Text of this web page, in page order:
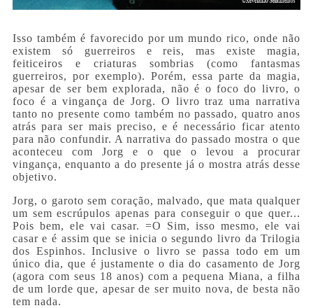
Isso também é favorecido por um mundo rico, onde não
existem só guerreiros e reis, mas existe magia,
feiticeiros e criaturas sombrias (como fantasmas
guerreiros, por exemplo). Porém, essa parte da magia,
apesar de ser bem explorada, não é o foco do livro, o
foco é a vingança de Jorg. O livro traz uma narrativa
tanto no presente como também no passado, quatro anos
atrás para ser mais preciso, e é necessário ficar atento
para não confundir. A narrativa do passado mostra o que
aconteceu com Jorg e o que o levou a procurar
vingança, enquanto a do presente já o mostra atrás desse
objetivo.
Jorg, o garoto sem coração, malvado, que mata qualquer
um sem escrúpulos apenas para conseguir o que quer...
Pois bem, ele vai casar. =O Sim, isso mesmo, ele vai
casar e é assim que se inicia o segundo livro da Trilogia
dos Espinhos. Inclusive o livro se passa todo em um
único dia, que é justamente o dia do casamento de Jorg
(agora com seus 18 anos) com a pequena Miana, a filha
de um lorde que, apesar de ser muito nova, de besta não
tem nada.